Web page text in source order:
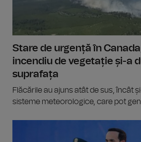
Stare de urgență în
incendiu de vegetație și-a
suprafața
Flăcările au ajuns atât de sus, încât
sisteme meteorologice, care pot